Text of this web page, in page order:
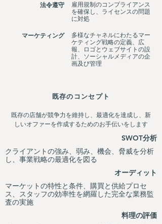
既存のコンセプト
既存の店舗が競争力を維持し、最適化を達成し、新
しいオファーを作成するためのお手伝いをします
法令遵守
雇用規制のコンプライアンス
を確保し、ライセンスの問題
に対処
マーケティング
多様なチャネルにわたるマー
ケティング戦略の定義、広
報、ロゴとウェブサイトの設
計、ソーシャルメディアの企
画及び管理
SWOT分析
クライアントの強み、弱み、機会、脅威を分析
し、事業戦略の最適化を図る
オーディット
マーケットの特性と条件、購買と供給プロセ
ス、スタッフの効率性を網羅した完全な業務監
査の実施
料理の評価